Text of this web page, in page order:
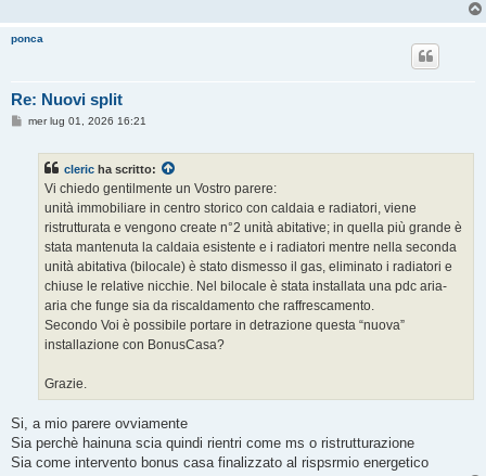
ponca
Re: Nuovi split
Mmer lug 01, 2026 16:21
cleric ha scritto:
Vi chiedo gentilmente un Vostro parere:
unità immobiliare in centro storico con caldaia e radiatori, viene
ristrutturata e vengono create n°2 unità abitative; in quella più grande è
stata mantenuta la caldaia esistente e i radiatori mentre nella seconda
unità abitativa (bilocale) è stato dismesso il gas, eliminato i radiatori e
chiuse le relative nicchie. Nel bilocale è stata installata una pdc aria-
aria che funge sia da riscaldamento che raffrescamento.
Secondo Voi è possibile portare in detrazione questa “nuova”
installazione con BonusCasa?
Grazie.
Si, a mio parere ovviamente
Sia perchè hainuna scia quindi rientri come ms o ristrutturazione
Sia come intervento bonus casa finalizzato al rispsrmio energetico